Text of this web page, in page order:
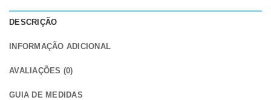
DESCRIÇÃO
INFORMAÇÃO ADICIONAL
AVALIAÇÕES (0)
GUIA DE MEDIDAS